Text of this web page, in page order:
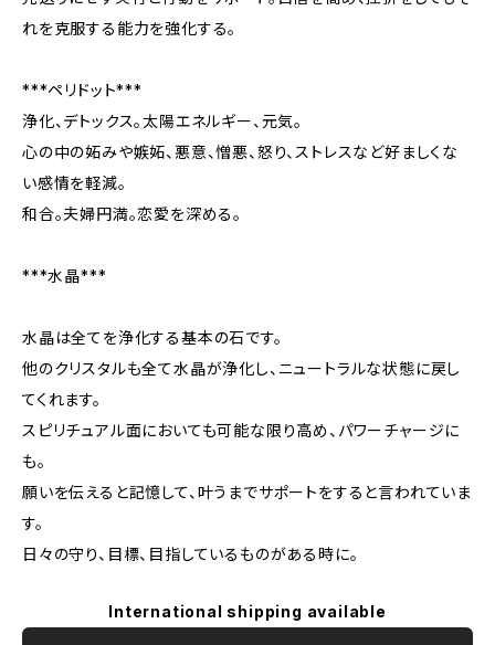
れを克服する能力を強化する。
***ペリドット***
浄化、デトックス。太陽エネルギー、元気。
心の中の妬みや嫉妬、悪意、憎悪、怒り、ストレスなど好ましくな
い感情を軽減。
和合。夫婦円満。恋愛を深める。
***水晶***
水晶は全てを浄化する基本の石です。
他のクリスタルも全て水晶が浄化し、ニュートラルな状態に戻し
てくれます。
スピリチュアル面においても可能な限り高め、パワーチャージに
も。
願いを伝えると記憶して、叶うまでサポートをすると言われていま
す。
日々の守り、目標、目指しているものがある時に。
International shipping available